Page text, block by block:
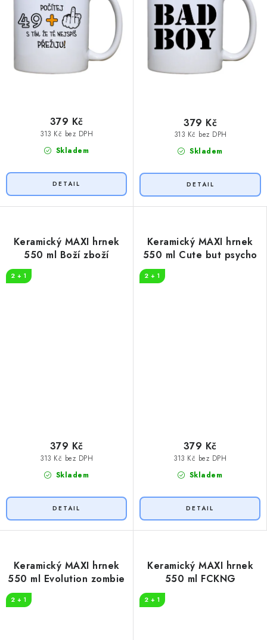
Skladem
313 Kč bez DPH
379 Kč
Skladem
313 Kč bez DPH
379 Kč
Keramický MAXI hrnek
550 ml Boží zboží
2 + 1
Skladem
313 Kč bez DPH
379 Kč
Keramický MAXI hrnek
550 ml Cute but psycho
2 + 1
Skladem
313 Kč bez DPH
379 Kč
Keramický MAXI hrnek
550 ml Evolution zombie
2 + 1
Keramický MAXI hrnek
550 ml FCKNG
2 + 1